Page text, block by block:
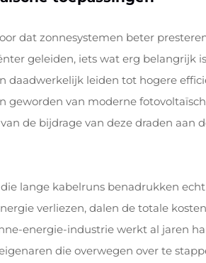
dat zonnesystemen beter
geleiden, iets wat erg belangrijk
leiden tot hogere
van moderne
de bijdrage van deze draden aan
lange kabelruns benadrukken
verliezen, dalen de totale
energie-industrie werkt al jaren
die overwegen over te